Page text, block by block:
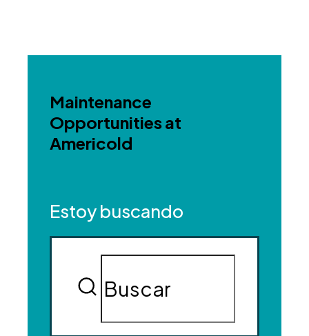
Maintenance
Opportunities at
Americold
Estoy buscando